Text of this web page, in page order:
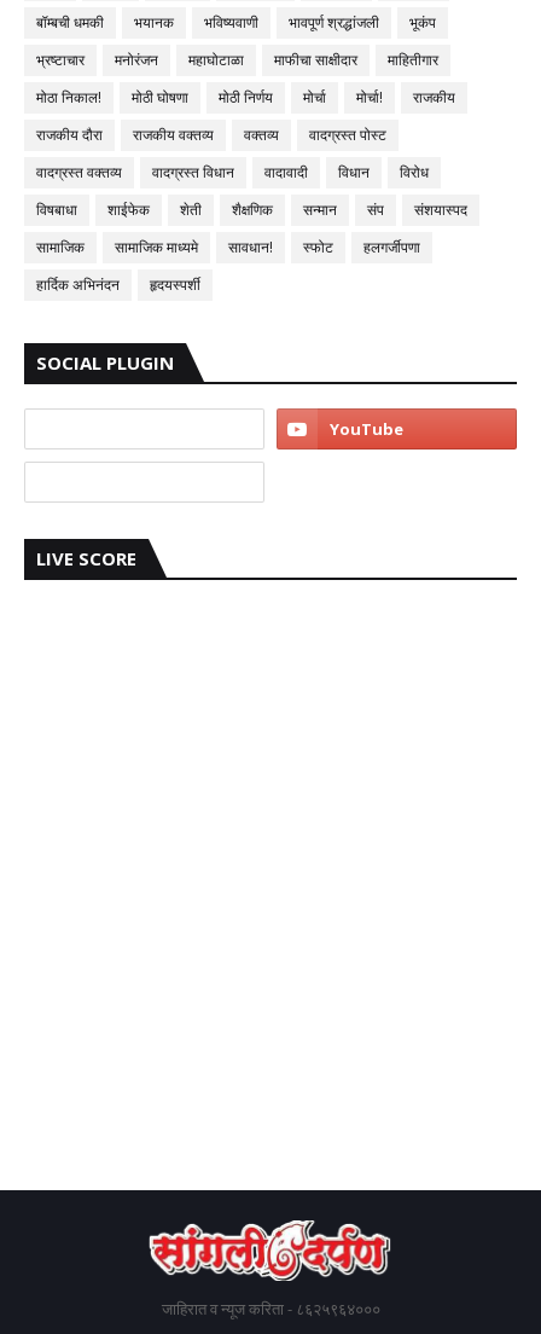
बॉम्बची धमकी
भयानक भविष्यवाणी भावपूर्ण श्रद्धांजली
भूकंप
भ्रष्टाचार
मनोरंजन महाघोटाळा माफीचा साक्षीदार
माहितीगार
मोठा निकाल!
मोठी घोषणा मोठी निर्णय मोर्चा मोर्चा!
राजकीय
राजकीय दौरा
राजकीय वक्तव्य वक्तव्य
वादग्रस्त पोस्ट
वादग्रस्त वक्तव्य
वादग्रस्त विधान वादावादी विधान
विरोध
विषबाधा
शाईफेक शेती शैक्षणिक सन्मान संप
संशयास्पद
सामाजिक
सामाजिक माध्यमे सावधान! स्फोट
हलगर्जीपणा
हार्दिक अभिनंदन
हृदयस्पर्शी
SOCIAL PLUGIN
LIVE SCORE
जाहिरात व न्यूज करिता - ८६२५९६४०००